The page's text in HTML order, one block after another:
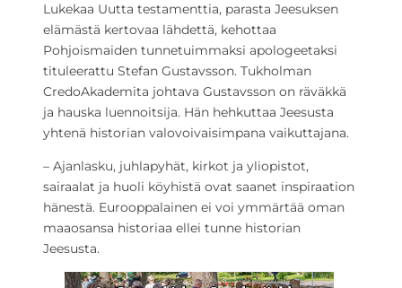
Lukekaa Uutta testamenttia, parasta Jeesuksen
elämästä kertovaa lähdettä, kehottaa
Pohjoismaiden tunnetuimmaksi apologeetaksi
tituleerattu Stefan Gustavsson. Tukholman
CredoAkademita johtava Gustavsson on räväkkä
ja hauska luennoitsija. Hän hehkuttaa Jeesusta
yhtenä historian valovoivaisimpana vaikuttajana.
– Ajanlasku, juhlapyhät, kirkot ja yliopistot,
sairaalat ja huoli köyhistä ovat saanet inspiraation
hänestä. Eurooppalainen ei voi ymmärtää oman
maaosansa historiaa ellei tunne historian
Jeesusta.